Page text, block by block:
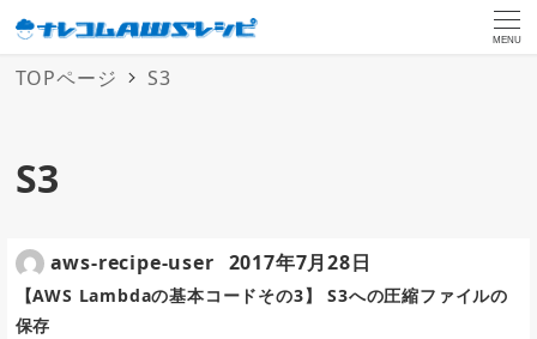
MENU
TOPページ S3
S3
【AWS Lambdaの基本コードその3】 S3への圧縮ファイルの
保存
aws-recipe-user 2017年7月28日